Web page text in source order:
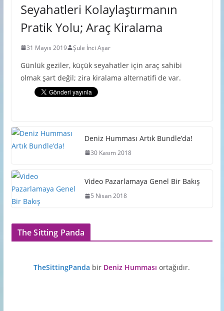
Seyahatleri Kolaylaştırmanın
Pratik Yolu; Araç Kiralama
31 Mayıs 2019 Şule İnci Aşar
Günlük geziler, küçük seyahatler için araç sahibi
olmak şart değil; zira kiralama alternatifi de var.
Deniz Humması Artık Bundle’da!
30 Kasım 2018
Video Pazarlamaya Genel Bir Bakış
5 Nisan 2018
The Sitting Panda
TheSittingPanda bir Deniz Humması ortağıdır.